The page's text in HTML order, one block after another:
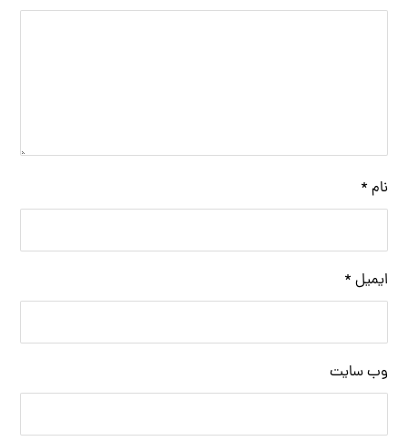
نام *
ایمیل *
وب‌ سایت